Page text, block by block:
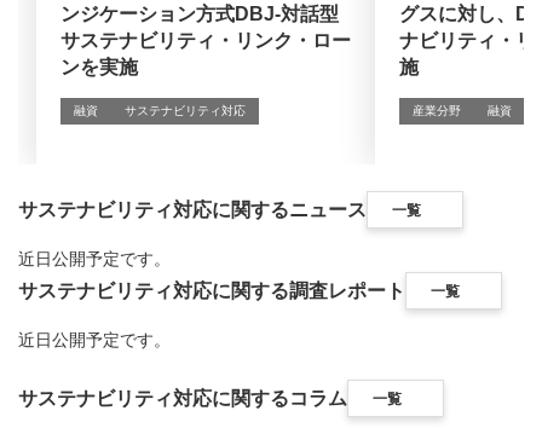
ンジケーション方式DBJ-対話型
サステナビリティ・リンク・ロー
ンを実施
融資 サステナビリティ対応
グスに対し、
ナビリティ・リ
施
産業分野 融資
サステナビリティ対応に関するニュース 一覧
近日公開予定です。
サステナビリティ対応に関する調査レポート 一覧
近日公開予定です。
サステナビリティ対応に関するコラム 一覧